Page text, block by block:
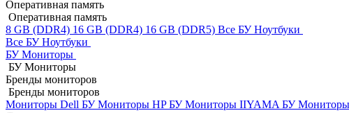
Оперативная память
Оперативная память
8 GB (DDR4) 16 GB (DDR4) 16 GB (DDR5) Все БУ Ноутбуки
Все БУ Ноутбуки
БУ Мониторы
БУ Мониторы
Бренды мониторов
Бренды мониторов
Мониторы Dell БУМониторы HP БУМониторы IIYAMA БУ